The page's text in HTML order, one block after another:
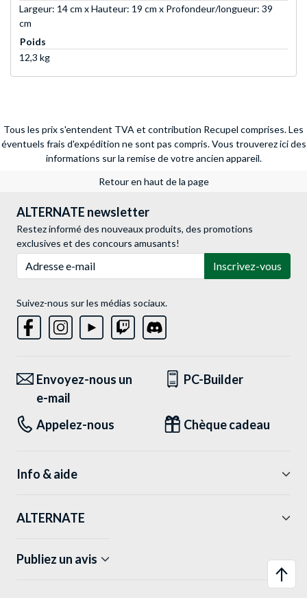
Largeur: 14 cm x Hauteur: 19 cm x Profondeur/longueur: 39
cm
Poids
12,3 kg
Tous les prix s'entendent TVA et contribution Recupel comprises. Les
éventuels frais d'expédition ne sont pas compris. Vous trouverez ici des
informations sur la remise de votre ancien appareil.
Retour en haut de la page
ALTERNATE newsletter
Restez informé des nouveaux produits, des promotions
exclusives et des concours amusants!
Inscrivez-vous
Suivez-nous sur les médias sociaux.
Envoyez-nous un
e-mail
PC-Builder
Appelez-nous Chèque cadeau
Info & aide
ALTERNATE
Publiez un avis